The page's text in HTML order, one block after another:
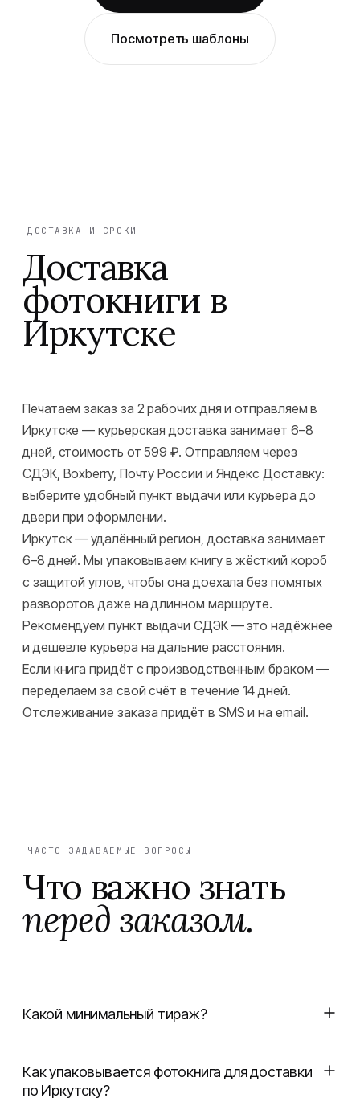
Посмотреть шаблоны
ДОСТАВКА И СРОКИ
Доставка
фотокниги в
Иркутске
Печатаем заказ за 2 рабочих дня и отправляем в
Иркутске — курьерская доставка занимает 6–8
дней, стоимость от 599 ₽. Отправляем через
СДЭК, Boxberry, Почту России и Яндекс Доставку:
выберите удобный пункт выдачи или курьера до
двери при оформлении.
Иркутск — удалённый регион, доставка занимает
6–8 дней. Мы упаковываем книгу в жёсткий короб
с защитой углов, чтобы она доехала без помятых
разворотов даже на длинном маршруте.
Рекомендуем пункт выдачи СДЭК — это надёжнее
и дешевле курьера на дальние расстояния.
Если книга придёт с производственным браком —
переделаем за свой счёт в течение 14 дней.
Отслеживание заказа придёт в SMS и на email.
ЧАСТО ЗАДАВАЕМЫЕ ВОПРОСЫ
Что важно знать
перед заказом.
Какой минимальный тираж?
Как упаковывается фотокнига для доставки
по Иркутску?